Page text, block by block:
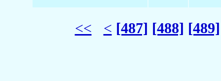
<< < [487] [488] [489]